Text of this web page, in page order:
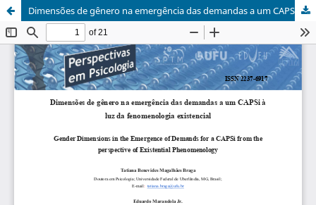
Dimensões de gênero na emergência das demandas a um CAPSi à luz da fenomenologia existencial